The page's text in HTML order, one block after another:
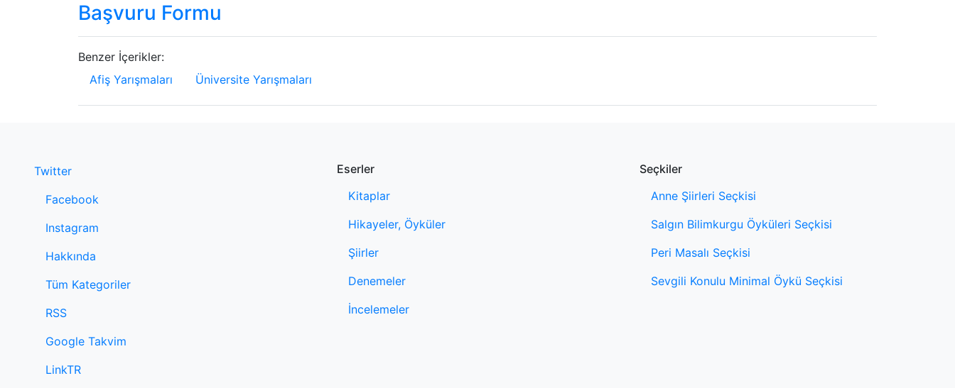
Başvuru Formu
Benzer İçerikler:
Afiş Yarışmaları
Üniversite Yarışmaları
Twitter
Facebook
Instagram
Hakkında
Tüm Kategoriler
RSS
Google Takvim
LinkTR
Eserler
Kitaplar
Hikayeler, Öyküler
Şiirler
Denemeler
İncelemeler
Seçkiler
Anne Şiirleri Seçkisi
Salgın Bilimkurgu Öyküleri Seçkisi
Peri Masalı Seçkisi
Sevgili Konulu Minimal Öykü Seçkisi